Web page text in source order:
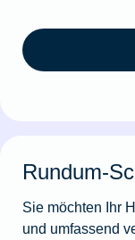
Rundum-
Sie möchten Ihr
und umfassend